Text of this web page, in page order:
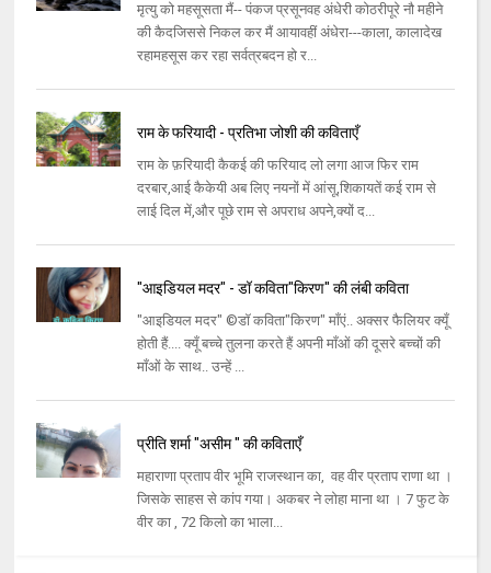
मृत्यु को महसूसता मैं-- पंकज प्रसूनवह अंधेरी कोठरीपूरे नौ महीने
की कैदजिससे निकल कर मैं आयावहीं अंधेरा---काला, कालादेख
रहामहसूस कर रहा सर्वत्रबदन हो र...
राम के फरियादी - प्रतिभा जोशी की कविताएँ
राम के फ़रियादी कैकई की फरियाद लो लगा आज फिर राम
दरबार,आई कैकेयी अब लिए नयनों में आंसू,शिकायतें कई राम से
लाई दिल में,और पूछे राम से अपराध अपने,क्यों द...
"आइडियल मदर" - डॉ कविता"किरण" की लंबी कविता
"आइडियल मदर" ©डॉ कविता"किरण" माँएं.. अक्सर फैलियर क्यूँ
होती हैं.... क्यूँ बच्चे तुलना करते हैं अपनी माँओं की दूसरे बच्चों की
माँओं के साथ.. उन्हें ...
प्रीति शर्मा "असीम " की कविताएँ
महाराणा प्रताप वीर भूमि राजस्थान का, वह वीर प्रताप राणा था ।
जिसके साहस से कांप गया। अकबर ने लोहा माना था । 7 फुट के
वीर का , 72 किलो का भाला...